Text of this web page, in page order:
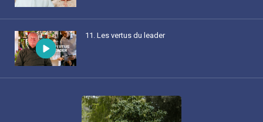
11 . Les vertus du leader